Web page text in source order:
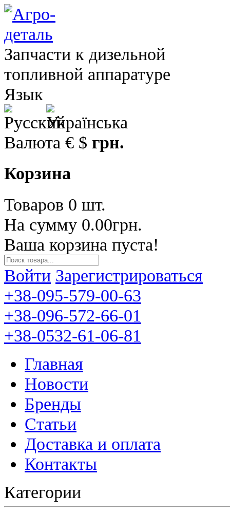
Запчасти к дизельной
топливной аппаратуре
Язык
Валюта € $ грн.
Корзина
Товаров 0 шт.
На сумму 0.00грн.
Ваша корзина пуста!
Войти Зарегистрироваться
+38-095-579-00-63
+38-096-572-66-01
+38-0532-61-06-81
Главная
Новости
Бренды
Статьи
Доставка и оплата
Контакты
Категории